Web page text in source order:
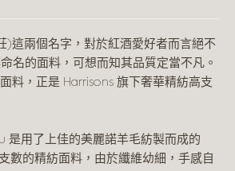
)這兩個名字，對於紅酒愛好者而言絕不
名的面料，可想而知其品質定當不凡。
料，正是 Harrisons 旗下奢華精紡高支
是用了上佳的美麗諾羊毛紡製而成的
數的精紡面料，由於纖維幼細，手感自